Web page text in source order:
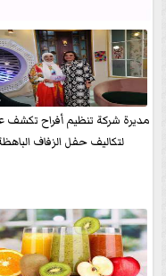
مديرة شركة تنظيم أفراح
لتكاليف حفل الزفاف